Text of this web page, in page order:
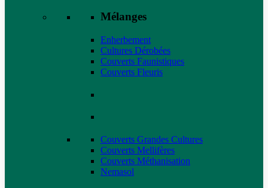
Mélanges
Enherbement
Cultures Dérobées
Couverts Faunistiques
Couverts Fleuris
Couverts Grandes Cultures
Couverts Mellifères
Couverts Méthanisation
Nemasol